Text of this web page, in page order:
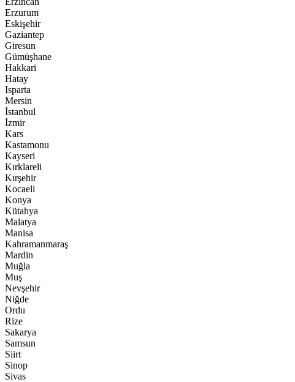
Erzurum
Eskişehir
Gaziantep
Giresun
Gümüşhane
Hakkari
Hatay
Isparta
Mersin
İstanbul
İzmir
Kars
Kastamonu
Kayseri
Kırklareli
Kırşehir
Kocaeli
Konya
Kütahya
Malatya
Manisa
Kahramanmaraş
Mardin
Muğla
Muş
Nevşehir
Niğde
Ordu
Rize
Sakarya
Samsun
Siirt
Sinop
Sivas